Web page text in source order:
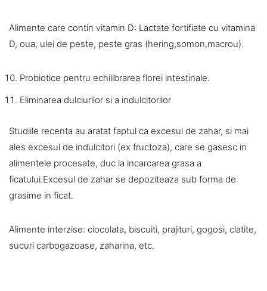
Alimente care contin vitamin D: Lactate fortifiate cu vitamina
D, oua, ulei de peste, peste gras (hering,somon,macrou).
Probiotice pentru echilibrarea florei intestinale.
Eliminarea dulciurilor si a indulcitorilor
Studiile recenta au aratat faptul ca excesul de zahar, si mai
ales excesul de indulcitori (ex fructoza), care se gasesc in
alimentele procesate, duc la incarcarea grasa a
ficatului.Excesul de zahar se depoziteaza sub forma de
grasime in ficat.
Alimente interzise: ciocolata, biscuiti, prajituri, gogosi, clatite,
sucuri carbogazoase, zaharina, etc.